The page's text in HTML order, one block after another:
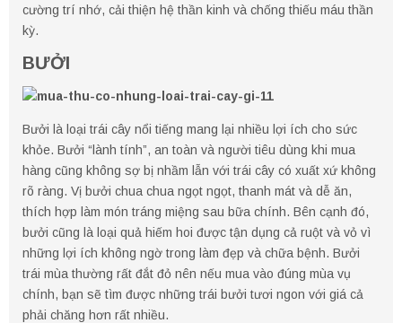
cường trí nhớ, cải thiện hệ thần kinh và chống thiếu máu thần
kỳ.
BƯỞI
Bưởi là loại trái cây nổi tiếng mang lại nhiều lợi ích cho sức
khỏe. Bưởi “lành tính”, an toàn và người tiêu dùng khi mua
hàng cũng không sợ bị nhầm lẫn với trái cây có xuất xứ không
rõ ràng. Vị bưởi chua chua ngọt ngọt, thanh mát và dễ ăn,
thích hợp làm món tráng miệng sau bữa chính. Bên cạnh đó,
bưởi cũng là loại quả hiếm hoi được tận dụng cả ruột và vỏ vì
những lợi ích không ngờ trong làm đẹp và chữa bệnh. Bưởi
trái mùa thường rất đắt đỏ nên nếu mua vào đúng mùa vụ
chính, bạn sẽ tìm được những trái bưởi tươi ngon với giá cả
phải chăng hơn rất nhiều.